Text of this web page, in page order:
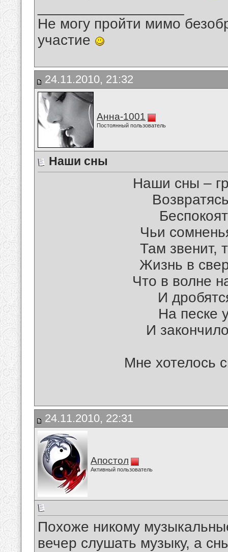
Не могу пройти мимо
участие
24.11.2010, 21:32
Анна-1001
Постоянный пользователь
Наши сны
Наши сны –
Чьи
Там звенит,
Жизнь в
Что в волне
И
На песке
И
Мне хотелось
24.11.2010, 22:31
Апостол
Активный пользователь
Похоже никому
вечер слушать музыку, а